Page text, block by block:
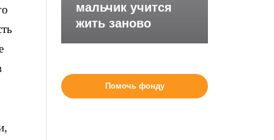
мальчик учится
жить заново
Помочь фонду